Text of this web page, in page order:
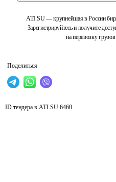
ATI.SU — крупнейшая в России
Зарегистрируйтесь и получите
на перевозку
Поделиться
ID тендера в ATI.SU 6460